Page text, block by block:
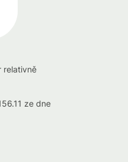
relativně
ze dne